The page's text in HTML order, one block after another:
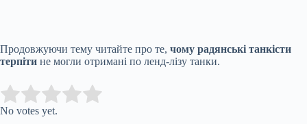
Продовжуючи тему читайте про те, чому радянські танкісти
терпіти не могли отримані по ленд-лізу танки.
Rate this item:
No votes yet.